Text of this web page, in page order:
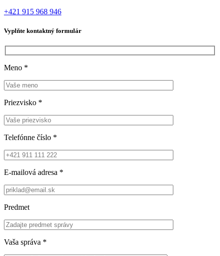
+421 915 968 946
Vyplňte kontaktný formulár
Meno *
Priezvisko *
Telefónne číslo *
E-mailová adresa *
Predmet
Vaša správa *